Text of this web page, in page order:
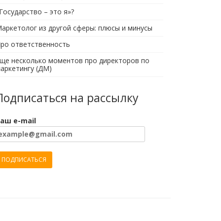
– это я»?
из другой сферы: плюсы и минусы
ответственность
несколько моментов про директоров по
(ДМ)
на рассылку
e-mail